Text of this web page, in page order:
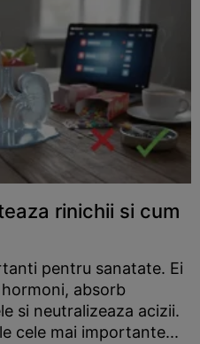
rinichii si cum
pentru sanatate. Ei
absorb
si neutralizeaza acizii.
cele mai importante...